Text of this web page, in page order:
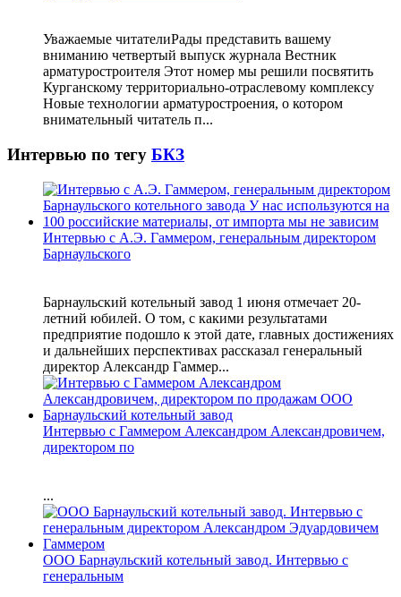
Уважаемые читателиРады представить вашему
вниманию четвертый выпуск журнала Вестник
арматуростроителя Этот номер мы решили посвятить
Курганскому территориально-отраслевому комплексу
Новые технологии арматуростроения, о котором
внимательный читатель п...
Интервью по тегу БКЗ
Интервью с А.Э. Гаммером, генеральным директором
Барнаульского
Барнаульский котельный завод 1 июня отмечает 20-
летний юбилей. О том, с какими результатами
предприятие подошло к этой дате, главных достижениях
и дальнейших перспективах рассказал генеральный
директор Александр Гаммер...
Интервью с Гаммером Александром Александровичем,
директором по
...
ООО Барнаульский котельный завод. Интервью с
генеральным